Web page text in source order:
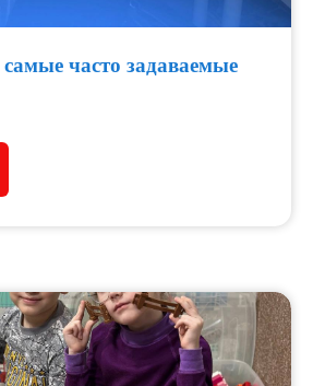
часто задаваемые